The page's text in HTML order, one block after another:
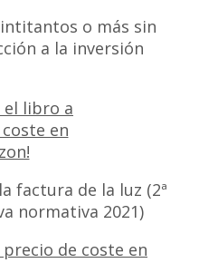
o más sin
a la inversión
factura de la luz (2ª
normativa 2021)